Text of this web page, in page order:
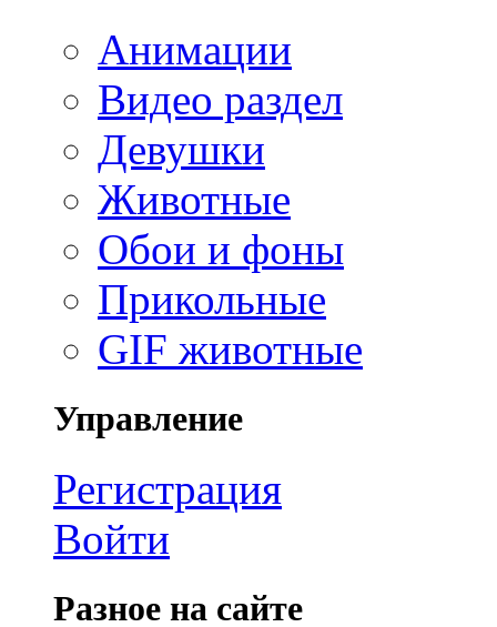
Анимации
Видео раздел
Девушки
Животные
Обои и фоны
Прикольные
GIF животные
Управление
Регистрация
Войти
Разное на сайте